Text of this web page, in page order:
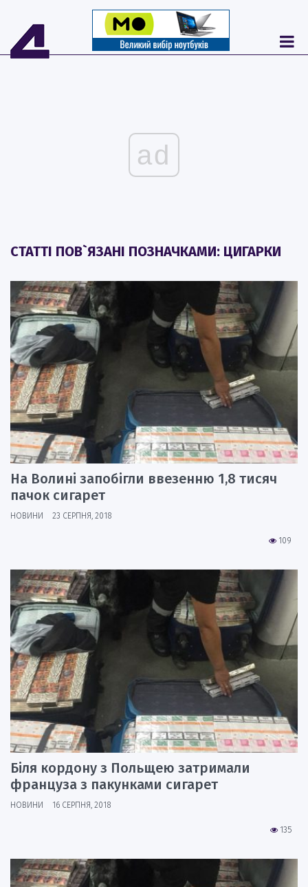
ad
СТАТТІ ПОВ`ЯЗАНІ ПОЗНАЧКАМИ: ЦИГАРКИ
На Волині запобігли ввезенню 1,8 тисяч
пачок сигарет
НОВИНИ 23 СЕРПНЯ, 2018
109
Біля кордону з Польщею затримали
француза з пакунками сигарет
НОВИНИ 16 СЕРПНЯ, 2018
135